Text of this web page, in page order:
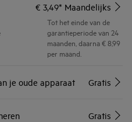
€ 3,49* Maandelijks
Tot het einde van de
garantieperiode van 24
maanden, daarna € 8,99
per maand.
je oude apparaat Gratis
Gratis